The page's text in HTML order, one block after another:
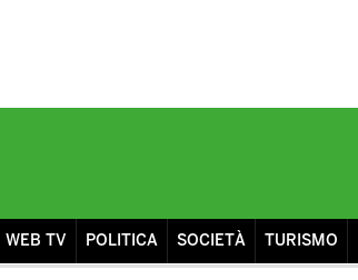
WEB TV POLITICA SOCIETÀ TURISMO